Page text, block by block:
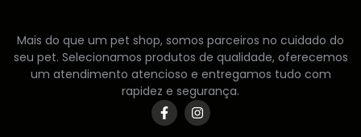
Mais do que um pet shop, somos parceiros no cuidado do
seu pet. Selecionamos produtos de qualidade, oferecemos
um atendimento atencioso e entregamos tudo com
rapidez e segurança.